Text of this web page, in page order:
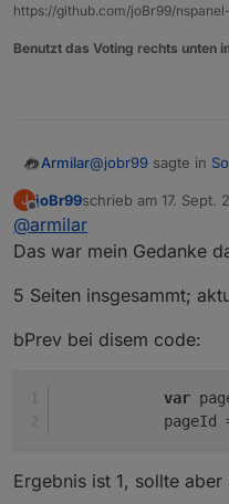
https://github.com/joBr99/
Benutzt das Voting rechts unten
Armilar@jobr99 sagte in
probiert mal so:
case
case
So geht es
J
Offline
joBr99schrieb am 17. Sept.
zuletzt editiert von
@armilar
Das war mein Gedanke
5 Seiten insgesammt;
bPrev bei disem code:
var
pageId
Ergebnis ist 1, sollte aber